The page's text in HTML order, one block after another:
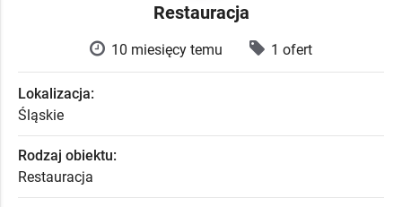
Restauracja
10 miesięcy temu 1 ofert
Lokalizacja:
Śląskie
Rodzaj obiektu:
Restauracja